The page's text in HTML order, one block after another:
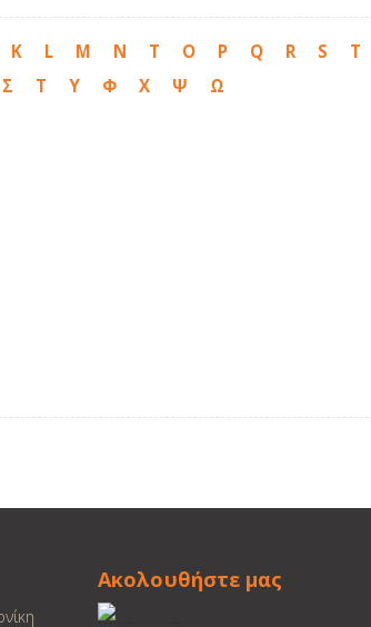
K L M N T O P Q R S T
Σ Τ Υ Φ Χ Ψ Ω
Ακολουθήστε μας